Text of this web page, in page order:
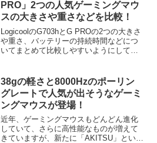
PRO」2つの人気ゲーミングマウ
スの大きさや重さなどを比較！
LogicoolのG703hとG PROの2つの大きさ
や重さ、バッテリーの持続時間などにつ
いてまとめて比較しやすいようにしてい
38gの軽さと8000Hzのポーリン
グレートで人気が出そうなゲーミ
ングマウスが登場！
近年、ゲーミングマウスもどんどん進化
していて、さらに高性能なものが増えて
きていますが、新たに「AKITSU」という